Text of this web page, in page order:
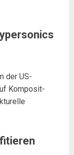
der US-
Komposit-